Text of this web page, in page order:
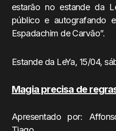
estarão no estande da
público e autografando
Espadachim de Carvão”.
Estande da LeYa, 15/04,
Magia precisa de
Apresentado por: